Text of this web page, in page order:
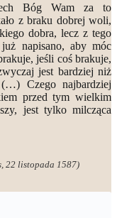
Bóg Wam za to
z braku dobrej woli,
dobra, lecz z tego
napisano, aby móc
jeśli coś brakuje,
jest bardziej niż
(…) Czego najbardziej
przed tym wielkim
jest tylko milcząca
22 listopada 1587)